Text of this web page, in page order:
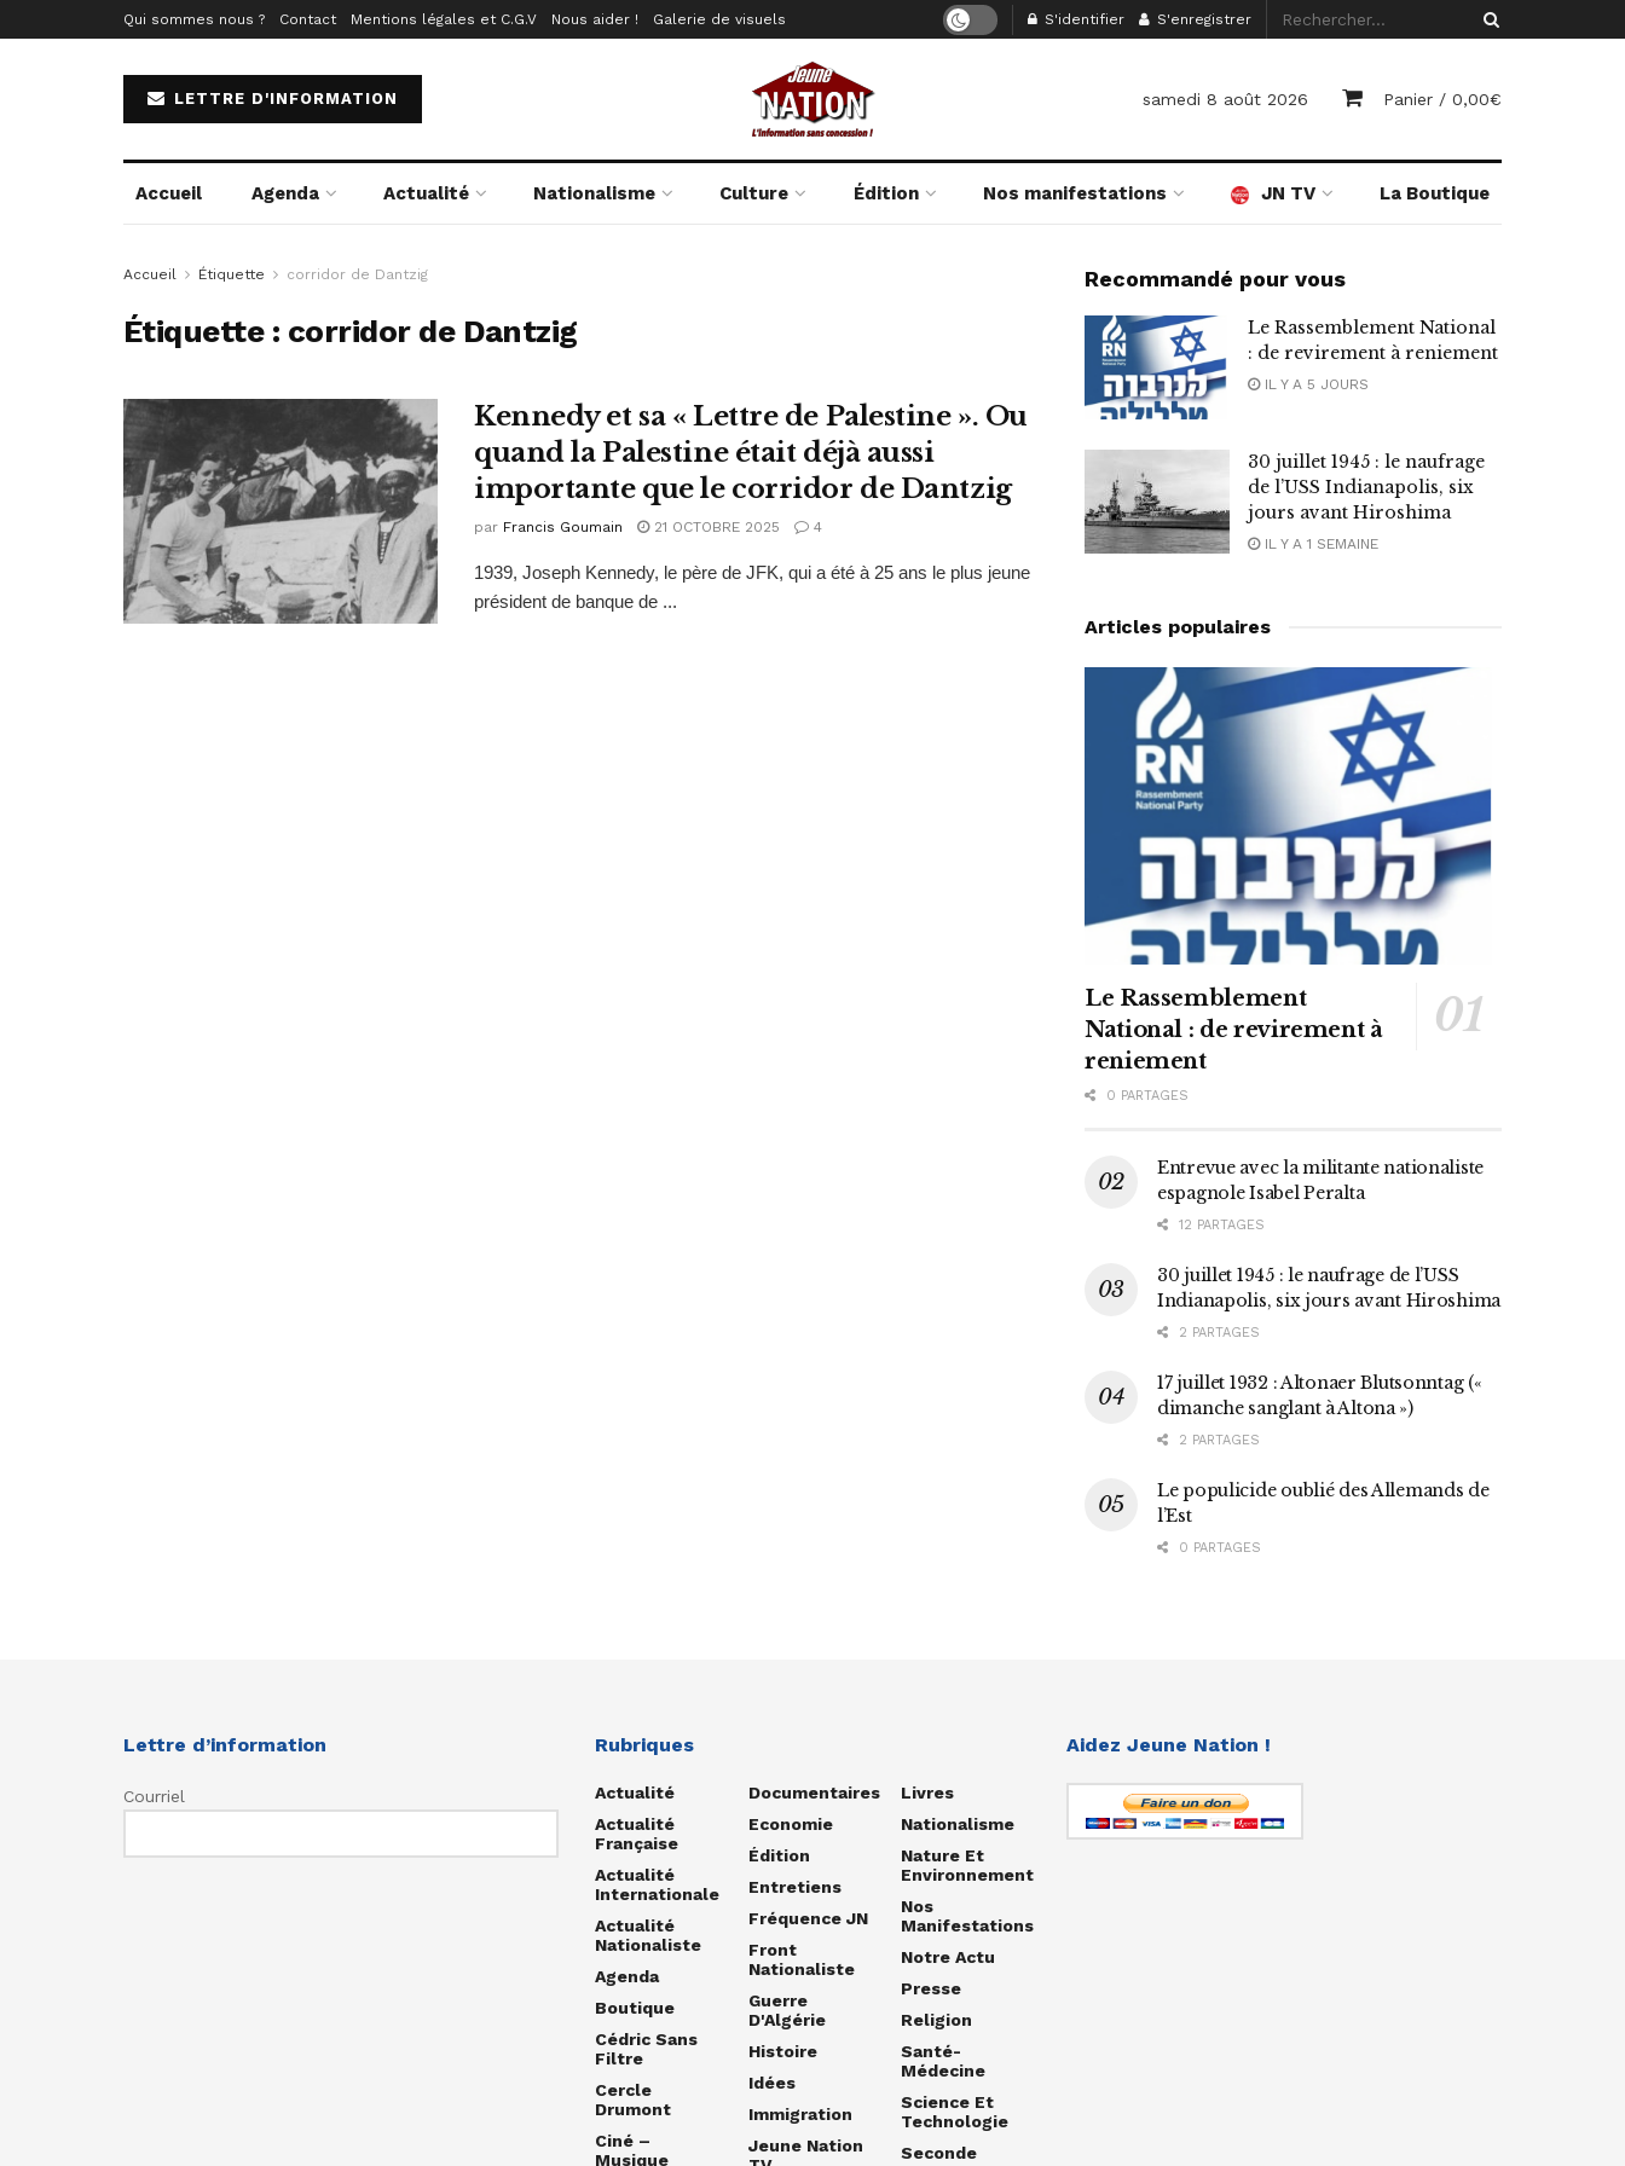
Qui sommes nous ? Contact Mentions légales et C.G.V Nous aider ! Galerie de visuels S'identifier S'enregistrer
LETTRE D'INFORMATION samedi 8 août 2026 Panier / 0,00€
Accueil Agenda Actualité Nationalisme Culture Édition Nos manifestations JN TV La Boutique
Accueil Étiquette corridor de Dantzig
Étiquette : corridor de Dantzig
Kennedy et sa « Lettre de Palestine ». Ou
quand la Palestine était déjà aussi
importante que le corridor de Dantzig
par Francis Goumain 21 OCTOBRE 2025 4
1939, Joseph Kennedy, le père de JFK, qui a été à 25 ans le plus jeune
président de banque de ...
Recommandé pour vous
Le Rassemblement National
: de revirement à reniement
IL Y A 5 JOURS
30 juillet 1945 : le naufrage
de l’USS Indianapolis, six
jours avant Hiroshima
IL Y A 1 SEMAINE
Articles populaires
Le Rassemblement
National : de revirement à
reniement
0 PARTAGES
Entrevue avec la militante nationaliste
espagnole Isabel Peralta
12 PARTAGES
30 juillet 1945 : le naufrage de l’USS
Indianapolis, six jours avant Hiroshima
2 PARTAGES
17 juillet 1932 : Altonaer Blutsonntag («
dimanche sanglant à Altona »)
2 PARTAGES
Le populicide oublié des Allemands de
l’Est
0 PARTAGES
Lettre d’information
Courriel
Rubriques
Actualité
Actualité
Française
Actualité
Internationale
Actualité
Nationaliste
Agenda
Boutique
Cédric Sans
Filtre
Cercle
Drumont
Ciné –
Musique
Documentaires
Economie
Édition
Entretiens
Fréquence JN
Front
Nationaliste
Guerre
D'Algérie
Histoire
Idées
Immigration
Jeune Nation
Livres
Nationalisme
Nature Et
Environnement
Nos
Manifestations
Notre Actu
Presse
Religion
Santé-
Médecine
Science Et
Technologie
Seconde
Aidez Jeune Nation !